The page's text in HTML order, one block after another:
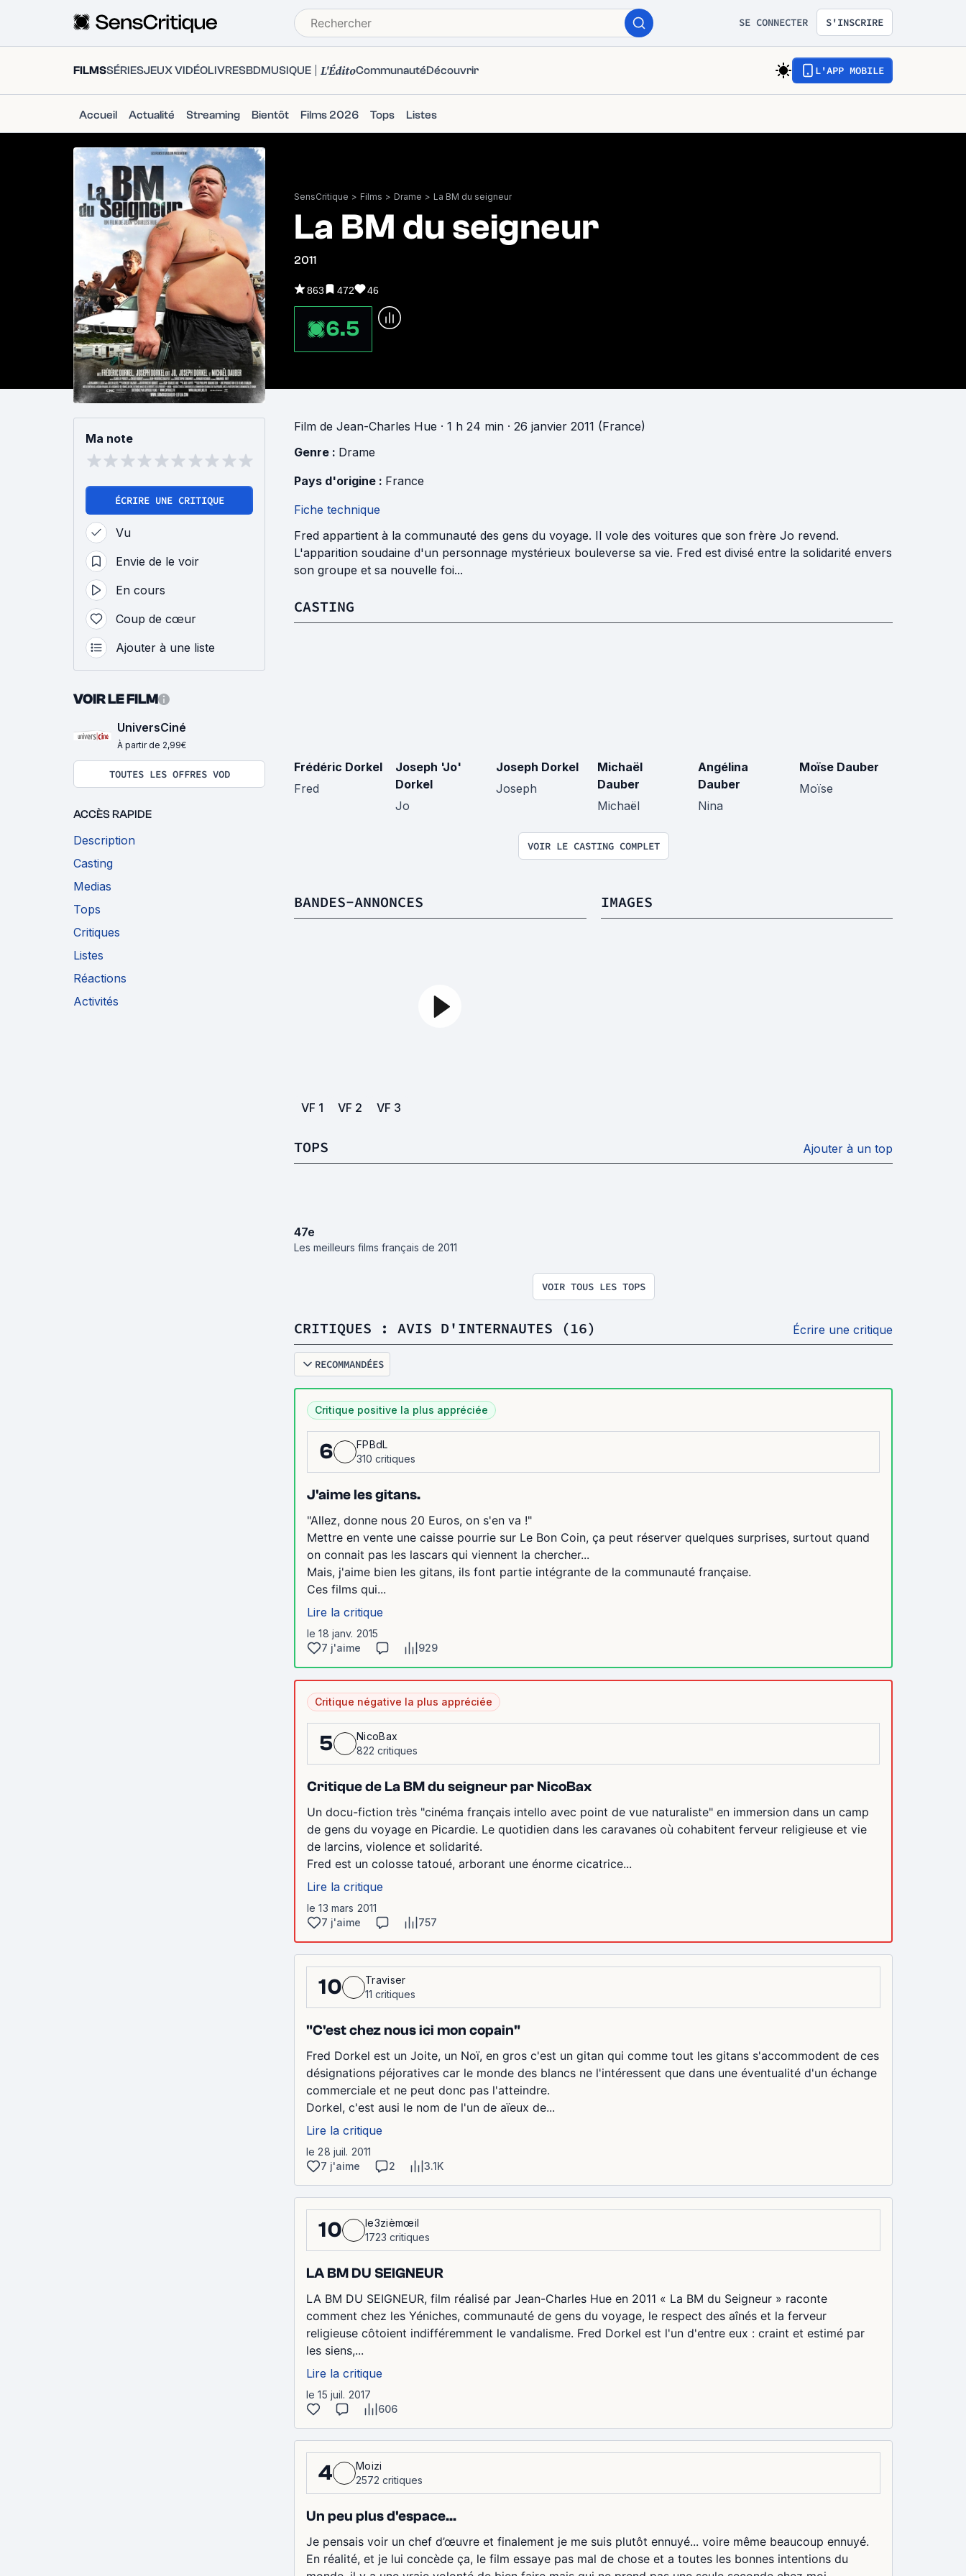
SE CONNECTER S'INSCRIRE
FILMSSÉRIESJEUX VIDÉOLIVRESBDMUSIQUE L'ÉditoCommunautéDécouvrir L'APP MOBILE
Accueil Actualité Streaming Bientôt Films 2026 Tops Listes
SensCritique > Films > Drame > La BM du seigneur
La BM du seigneur
2011
863 472 46
6.5
Ma note
ÉCRIRE UNE CRITIQUE
Vu
Envie de le voir
En cours
Coup de cœur
Ajouter à une liste
VOIR LE FILM
UniversCiné
À partir de 2,99€
TOUTES LES OFFRES VOD
ACCÈS RAPIDE
Description
Casting
Medias
Tops
Critiques
Listes
Réactions
Activités
Film de Jean-Charles Hue · 1 h 24 min · 26 janvier 2011 (France)
Genre : Drame
Pays d'origine : France
Fiche technique
Fred appartient à la communauté des gens du voyage. Il vole des voitures que son frère Jo revend.
L'apparition soudaine d'un personnage mystérieux bouleverse sa vie. Fred est divisé entre la solidarité envers
son groupe et sa nouvelle foi...
CASTING
Frédéric Dorkel
Fred
Joseph 'Jo'
Dorkel
Jo
Joseph Dorkel
Joseph
Michaël
Dauber
Michaël
Angélina
Dauber
Nina
Moïse Dauber
Moïse
VOIR LE CASTING COMPLET
BANDES-ANNONCES
VF 1 VF 2 VF 3
IMAGES
TOPS Ajouter à un top
47e
Les meilleurs films français de 2011
VOIR TOUS LES TOPS
CRITIQUES : AVIS D'INTERNAUTES (16) Écrire une critique
RECOMMANDÉES
Critique positive la plus appréciée
6
FPBdL
310 critiques
J'aime les gitans.
"Allez, donne nous 20 Euros, on s'en va !"
Mettre en vente une caisse pourrie sur Le Bon Coin, ça peut réserver quelques surprises, surtout quand
on connait pas les lascars qui viennent la chercher...
Mais, j'aime bien les gitans, ils font partie intégrante de la communauté française.
Ces films qui...
Lire la critique
le 18 janv. 2015
7 j'aime
929
Critique négative la plus appréciée
5
NicoBax
822 critiques
Critique de La BM du seigneur par NicoBax
Un docu-fiction très "cinéma français intello avec point de vue naturaliste" en immersion dans un camp
de gens du voyage en Picardie. Le quotidien dans les caravanes où cohabitent ferveur religieuse et vie
de larcins, violence et solidarité.
Fred est un colosse tatoué, arborant une énorme cicatrice...
Lire la critique
le 13 mars 2011
7 j'aime
757
10
Traviser
11 critiques
"C'est chez nous ici mon copain"
Fred Dorkel est un Joite, un Noï, en gros c'est un gitan qui comme tout les gitans s'accommodent de ces
désignations péjoratives car le monde des blancs ne l'intéressent que dans une éventualité d'un échange
commerciale et ne peut donc pas l'atteindre.
Dorkel, c'est ausi le nom de l'un de aïeux de...
Lire la critique
le 28 juil. 2011
7 j'aime
2 3.1K
10
le3zièmœil
1723 critiques
LA BM DU SEIGNEUR
LA BM DU SEIGNEUR, film réalisé par Jean-Charles Hue en 2011 « La BM du Seigneur » raconte
comment chez les Yéniches, communauté de gens du voyage, le respect des aînés et la ferveur
religieuse côtoient indifféremment le vandalisme. Fred Dorkel est l'un d'entre eux : craint et estimé par
les siens,...
Lire la critique
le 15 juil. 2017
606
4
Moizi
2572 critiques
Un peu plus d'espace...
Je pensais voir un chef d’œuvre et finalement je me suis plutôt ennuyé... voire même beaucoup ennuyé.
En réalité, et je lui concède ça, le film essaye pas mal de chose et a toutes les bonnes intentions du